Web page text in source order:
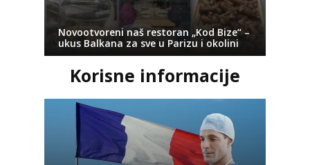
Novootvoreni naš restoran „Kod Bize“ –
ukus Balkana za sve u Parizu i okolini
Korisne informacije